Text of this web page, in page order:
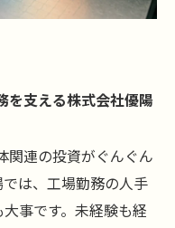
を支える株式会社優陽
関連の投資がぐんぐん
は、工場勤務の人手
事です。未経験も経